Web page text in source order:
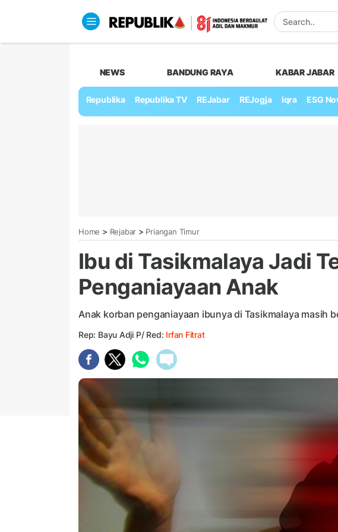
NEWS BANDUNG RAYA KABAR JABAR
Republika Republika TV REJabar REJogja iqra ESG
Home > Rejabar > Priangan Timur
Ibu di Tasikmalaya Jadi
Penganiayaan Anak
Anak korban penganiayaan ibunya di Tasikmalaya masih
Rep: Bayu Adji P/ Red: Irfan Fitrat